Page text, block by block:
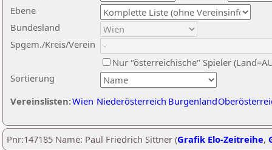
Ebene
Sortierung
Bundesland
Spgem./Kreis/Verein
Nur "österreichische" Spieler
Vereinslisten:Wien Niederösterreich Burgenland
Pnr:147185 Name: Paul Friedrich Sittner (Grafik Elo-Zeitreihe,